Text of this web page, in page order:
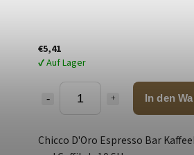
€5,41
✔ Auf Lager
In den
Chicco D'Oro Espresso Bar